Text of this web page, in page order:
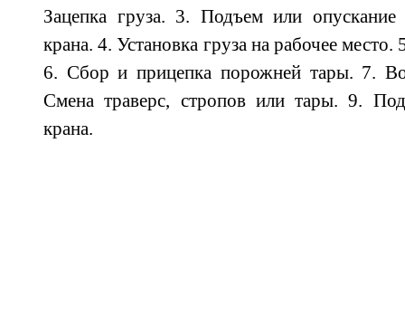
Зацепка груза. 3. Подъем или
крана. 4. Установка груза на рабочее
6. Сбор и прицепка порожней тары. 7.
Смена траверс, стропов или тары. 9.
крана.